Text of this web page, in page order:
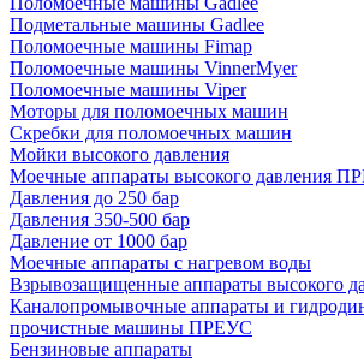
Подметальные машины Gadlee
Поломоечные машины Fimap
Поломоечные машины VinnerMyer
Поломоечные машины Viper
Моторы для поломоечных машин
Скребки для поломоечных машин
Мойки высокого давления
Моечные аппараты высокого давления
Давления до 250 бар
Давления 350-500 бар
Давление от 1000 бар
Моечные аппараты с нагревом воды
Взрывозащищенные аппараты высокого
Каналопромывочные аппараты и
прочистные машины ПРЕУС
Бензиновые аппараты